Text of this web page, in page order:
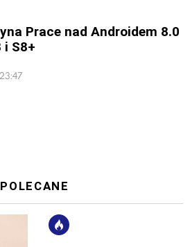
Prace nad Androidem 8.0
i S8+
POLECANE